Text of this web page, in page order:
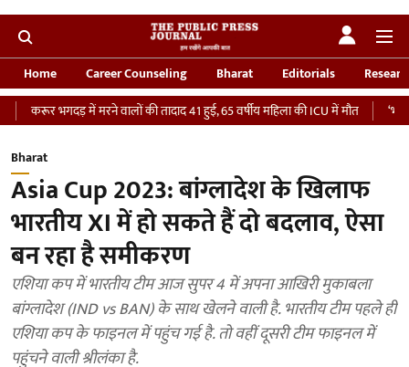
Home Career Counseling Bharat Editorials
में मरने वालों की तादाद 41 हुई, 65 वर्षीय महिला की ICU में मौत
‘भारतीय सेना
Bharat
Asia Cup 2023: बांग्लादेश के खिलाफ
भारतीय XI में हो सकते हैं दो बदलाव, ऐसा
बन रहा है समीकरण
एशिया कप में भारतीय टीम आज सुपर 4 में अपना आखिरी मुकाबला
बांग्लादेश (IND vs BAN) के साथ खेलने वाली है. भारतीय टीम पहले ही
एशिया कप के फाइनल में पहुंच गई है. तो वहीं दूसरी टीम फाइनल में
पहुंचने वाली श्रीलंका है.